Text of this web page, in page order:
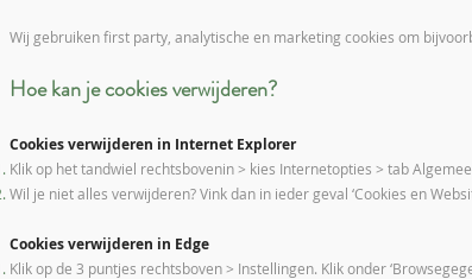
Wij gebruiken first party, analytische en marketing cookies om
Hoe kan je cookies verwijderen?
Cookies verwijderen in Internet Explorer
Klik op het tandwiel rechtsbovenin > kies Internetopties > tab
Wil je niet alles verwijderen? Vink dan in ieder geval ‘Cookies en
Cookies verwijderen in Edge
Klik op de 3 puntjes rechtsboven > Instellingen. Klik onder